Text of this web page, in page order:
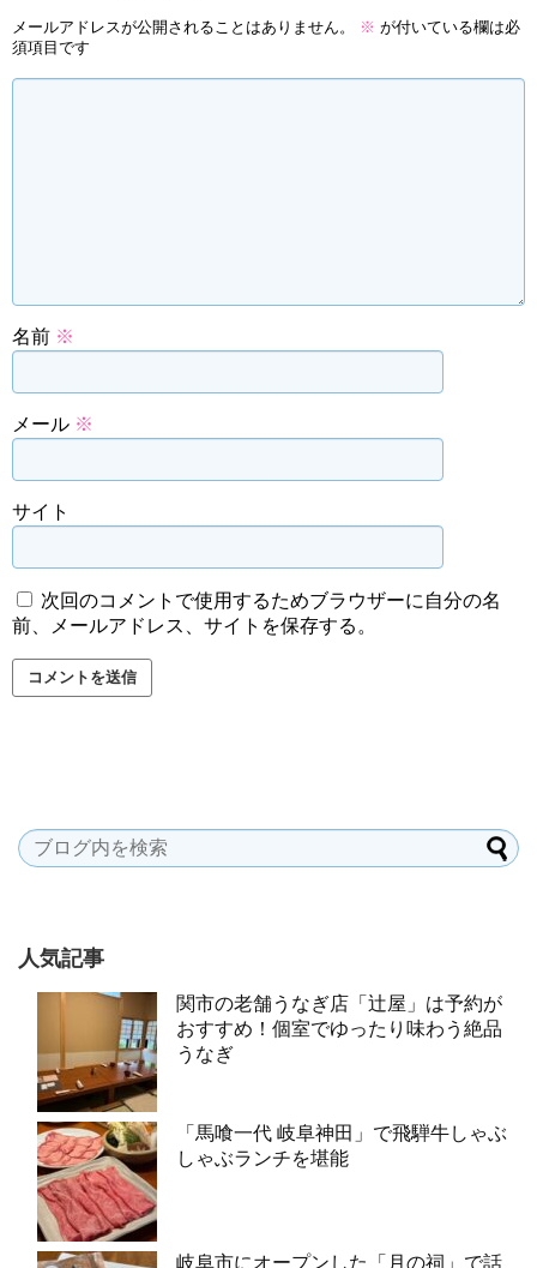
メールアドレスが公開されることはありません。 ※ が付いている欄は必
須項目です
名前 ※
メール ※
サイト
次回のコメントで使用するためブラウザーに自分の名
前、メールアドレス、サイトを保存する。
人気記事
関市の老舗うなぎ店「辻屋」は予約が
おすすめ！個室でゆったり味わう絶品
うなぎ
「馬喰一代 岐阜神田」で飛騨牛しゃぶ
しゃぶランチを堪能
岐阜市にオープンした「月の祠」で話